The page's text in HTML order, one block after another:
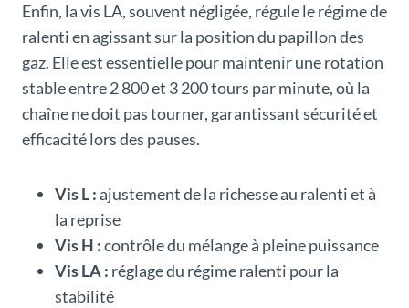
Enfin, la vis LA, souvent négligée, régule le régime de
ralenti en agissant sur la position du papillon des
gaz. Elle est essentielle pour maintenir une rotation
stable entre 2 800 et 3 200 tours par minute, où la
chaîne ne doit pas tourner, garantissant sécurité et
efficacité lors des pauses.
Vis L :ajustement de la richesse au ralenti et à
la reprise
Vis H :contrôle du mélange à pleine puissance
Vis LA : réglage du régime ralenti pour la
stabilité